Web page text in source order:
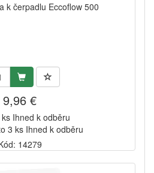
k čerpadlu Eccoflow 500
9,96 €
Ihned k odběru
3 ks Ihned k odběru
14279